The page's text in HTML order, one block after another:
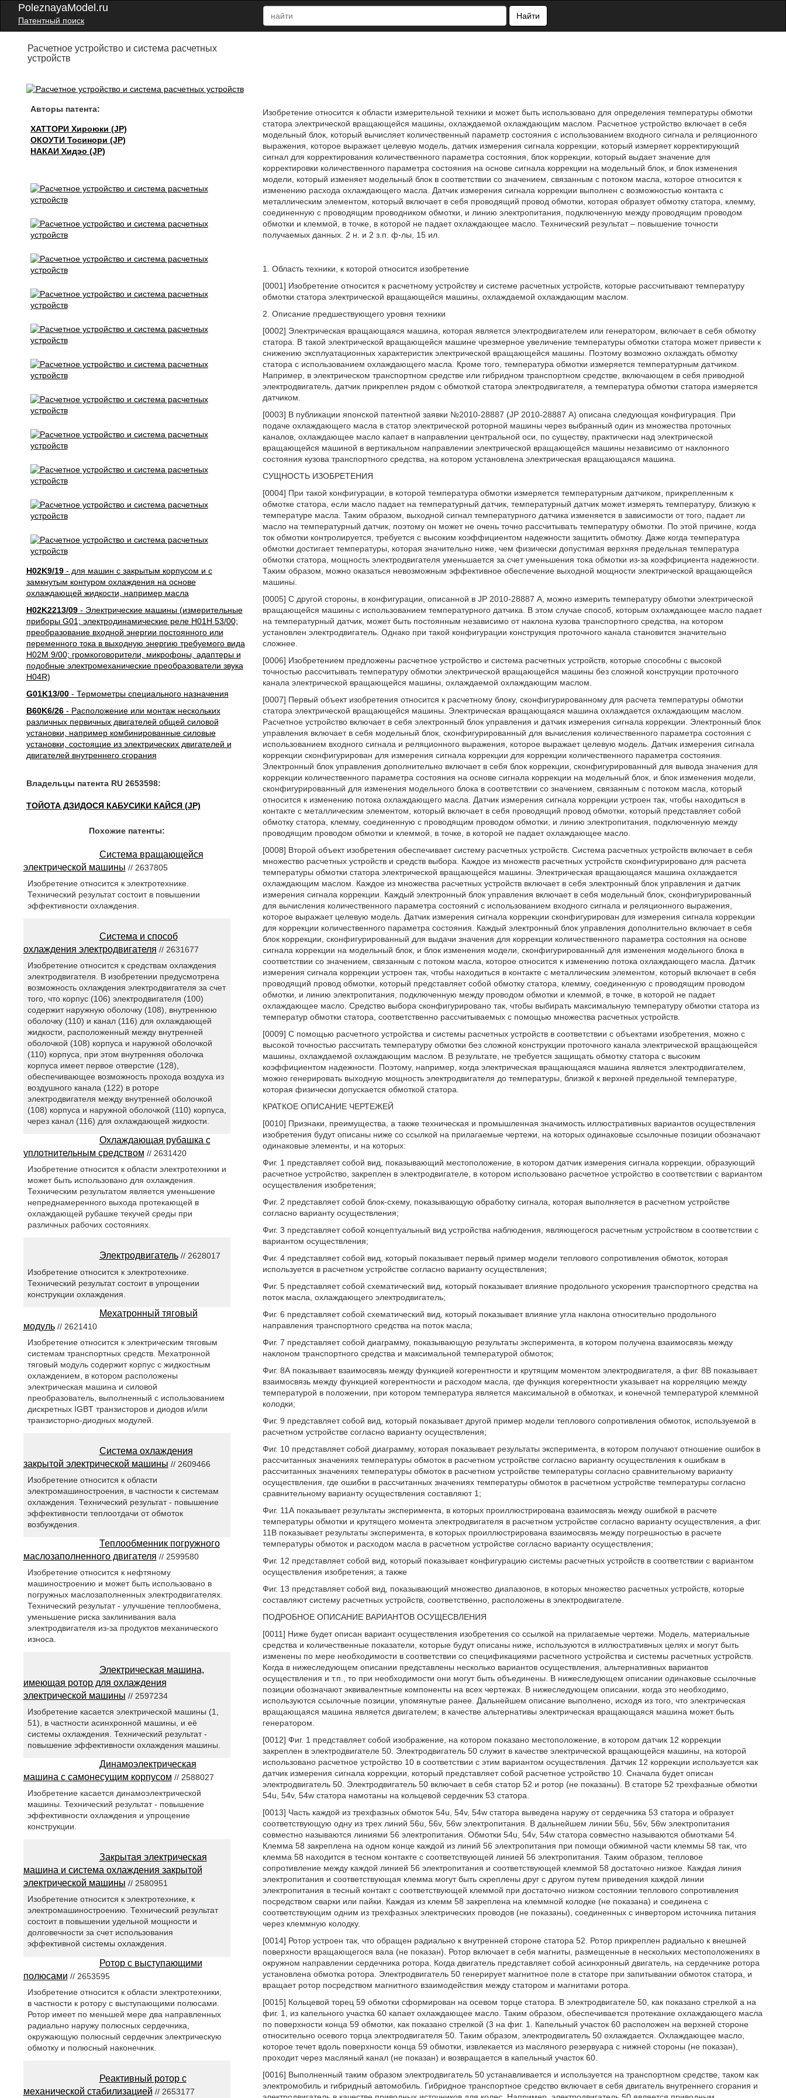
PoleznayaModel.ru
Патентный поиск
Найти
Расчетное устройство и система расчетных
устройств
Авторы патента:
ХАТТОРИ Хироюки (JP)
ОКОУТИ Тосинори (JP)
НАКАИ Хидэо (JP)
H02K9/19- для машин с закрытым корпусом и с
замкнутым контуром охлаждения на основе
охлаждающей жидкости, например масла
H02K2213/09- Электрические машины (измерительные
приборы G01; электродинамические реле H01H 53/00;
преобразование входной энергии постоянного или
переменного тока в выходную энергию требуемого вида
H02M 9/00; громкоговорители, микрофоны, адаптеры и
подобные электромеханические преобразователи звука
H04R)
G01K13/00- Термометры специального назначения
B60K6/26- Расположение или монтаж нескольких
различных первичных двигателей общей силовой
установки, например комбинированные силовые
установки, состоящие из электрических двигателей и
двигателей внутреннего сгорания
Владельцы патента RU 2653598:
ТОЙОТА ДЗИДОСЯ КАБУСИКИ КАЙСЯ (JP)
Изобретение относится к области измерительной техники и может быть использовано для определения температуры обмотки
статора электрической вращающейся машины, охлаждаемой охлаждающим маслом. Расчетное устройство включает в себя
модельный блок, который вычисляет количественный параметр состояния с использованием входного сигнала и реляционного
выражения, которое выражает целевую модель, датчик измерения сигнала коррекции, который измеряет корректирующий
сигнал для корректирования количественного параметра состояния, блок коррекции, который выдает значение для
корректировки количественного параметра состояния на основе сигнала коррекции на модельный блок, и блок изменения
модели, который изменяет модельный блок в соответствии со значением, связанным с потоком масла, которое относится к
изменению расхода охлаждающего масла. Датчик измерения сигнала коррекции выполнен с возможностью контакта с
металлическим элементом, который включает в себя проводящий провод обмотки, которая образует обмотку статора, клемму,
соединенную с проводящим проводником обмотки, и линию электропитания, подключенную между проводящим проводом
обмотки и клеммой, в точке, в которой не падает охлаждающее масло. Технический результат – повышение точности
получаемых данных. 2 н. и 2 з.п. ф-лы, 15 ил.
1. Область техники, к которой относится изобретение
[0001] Изобретение относится к расчетному устройству и системе расчетных устройств, которые рассчитывают температуру
обмотки статора электрической вращающейся машины, охлаждаемой охлаждающим маслом.
2. Описание предшествующего уровня техники
[0002] Электрическая вращающаяся машина, которая является электродвигателем или генератором, включает в себя обмотку
статора. В такой электрической вращающейся машине чрезмерное увеличение температуры обмотки статора может привести к
снижению эксплуатационных характеристик электрической вращающейся машины. Поэтому возможно охлаждать обмотку
статора с использованием охлаждающего масла. Кроме того, температура обмотки измеряется температурным датчиком.
Например, в электрическом транспортном средстве или гибридном транспортном средстве, включающем в себя приводной
электродвигатель, датчик прикреплен рядом с обмоткой статора электродвигателя, а температура обмотки статора измеряется
датчиком.
[0003] В публикации японской патентной заявки №2010-28887 (JP 2010-28887 А) описана следующая конфигурация. При
подаче охлаждающего масла в статор электрической роторной машины через выбранный один из множества проточных
каналов, охлаждающее масло капает в направлении центральной оси, по существу, практически над электрической
вращающейся машиной в вертикальном направлении электрической вращающейся машины независимо от наклонного
состояния кузова транспортного средства, на котором установлена электрическая вращающаяся машина.
СУЩНОСТЬ ИЗОБРЕТЕНИЯ
[0004] При такой конфигурации, в которой температура обмотки измеряется температурным датчиком, прикрепленным к
обмотке статора, если масло падает на температурный датчик, температурный датчик может измерять температуру, близкую к
температуре масла. Таким образом, выходной сигнал температурного датчика изменяется в зависимости от того, падает ли
масло на температурный датчик, поэтому он может не очень точно рассчитывать температуру обмотки. По этой причине, когда
ток обмотки контролируется, требуется с высоким коэффициентом надежности защитить обмотку. Даже когда температура
обмотки достигает температуры, которая значительно ниже, чем физически допустимая верхняя предельная температура
обмотки статора, мощность электродвигателя уменьшается за счет уменьшения тока обмотки из-за коэффициента надежности.
Таким образом, можно оказаться невозможным эффективное обеспечение выходной мощности электрической вращающейся
машины.
[0005] С другой стороны, в конфигурации, описанной в JP 2010-28887 А, можно измерить температуру обмотки электрической
вращающейся машины с использованием температурного датчика. В этом случае способ, которым охлаждающее масло падает
на температурный датчик, может быть постоянным независимо от наклона кузова транспортного средства, на котором
установлен электродвигатель. Однако при такой конфигурации конструкция проточного канала становится значительно
сложнее.
[0006] Изобретением предложены расчетное устройство и система расчетных устройств, которые способны с высокой
точностью рассчитывать температуру обмотки электрической вращающейся машины без сложной конструкции проточного
канала электрической вращающейся машины, охлаждаемой охлаждающим маслом.
[0007] Первый объект изобретения относится к расчетному блоку, сконфигурированному для расчета температуры обмотки
статора электрической вращающейся машины. Электрическая вращающаяся машина охлаждается охлаждающим маслом.
Расчетное устройство включает в себя электронный блок управления и датчик измерения сигнала коррекции. Электронный блок
управления включает в себя модельный блок, сконфигурированный для вычисления количественного параметра состояния с
использованием входного сигнала и реляционного выражения, которое выражает целевую модель. Датчик измерения сигнала
коррекции сконфигурирован для измерения сигнала коррекции для коррекции количественного параметра состояния.
Электронный блок управления дополнительно включает в себя блок коррекции, сконфигурированный для вывода значения для
коррекции количественного параметра состояния на основе сигнала коррекции на модельный блок, и блок изменения модели,
сконфигурированный для изменения модельного блока в соответствии со значением, связанным с потоком масла, который
относится к изменению потока охлаждающего масла. Датчик измерения сигнала коррекции устроен так, чтобы находиться в
контакте с металлическим элементом, который включает в себя проводящий провод обмотки, который представляет собой
обмотку статора, клемму, соединенную с проводящим проводом обмотки, и линию электропитания, подключенную между
проводящим проводом обмотки и клеммой, в точке, в которой не падает охлаждающее масло.
[0008] Второй объект изобретения обеспечивает систему расчетных устройств. Система расчетных устройств включает в себя
множество расчетных устройств и средств выбора. Каждое из множеств расчетных устройств сконфигурировано для расчета
температуры обмотки статора электрической вращающейся машины. Электрическая вращающаяся машина охлаждается
охлаждающим маслом. Каждое из множества расчетных устройств включает в себя электронный блок управления и датчик
измерения сигнала коррекции. Каждый электронный блок управления включает в себя модельный блок, сконфигурированный
для вычисления количественного параметра состояний с использованием входного сигнала и реляционного выражения,
которое выражает целевую модель. Датчик измерения сигнала коррекции сконфигурирован для измерения сигнала коррекции
для коррекции количественного параметра состояния. Каждый электронный блок управления дополнительно включает в себя
блок коррекции, сконфигурированный для выдачи значения для коррекции количественного параметра состояния на основе
сигнала коррекции на модельный блок, и блок изменения модели, сконфигурированный для изменения модельного блока в
соответствии со значением, связанным с потоком масла, которое относится к изменению потока охлаждающего масла. Датчик
измерения сигнала коррекции устроен так, чтобы находиться в контакте с металлическим элементом, который включает в себя
проводящий провод обмотки, который представляет собой обмотку статора, клемму, соединенную с проводящим проводом
обмотки, и линию электропитания, подключенную между проводом обмотки и клеммой, в точке, в которой не падает
охлаждающее масло. Средство выбора сконфигурировано так, чтобы выбирать максимальную температуру обмотки статора из
температур обмотки статора, соответственно рассчитываемых с помощью множества расчетных устройств.
[0009] С помощью расчетного устройства и системы расчетных устройств в соответствии с объектами изобретения, можно с
высокой точностью рассчитать температуру обмотки без сложной конструкции проточного канала электрической вращающейся
машины, охлаждаемой охлаждающим маслом. В результате, не требуется защищать обмотку статора с высоким
коэффициентом надежности. Поэтому, например, когда электрическая вращающаяся машина является электродвигателем,
можно генерировать выходную мощность электродвигателя до температуры, близкой к верхней предельной температуре,
которая физически допускается обмоткой статора.
КРАТКОЕ ОПИСАНИЕ ЧЕРТЕЖЕЙ
[0010] Признаки, преимущества, а также техническая и промышленная значимость иллюстративных вариантов осуществления
изобретения будут описаны ниже со ссылкой на прилагаемые чертежи, на которых одинаковые ссылочные позиции обозначают
одинаковые элементы, и на которых:
Фиг. 1 представляет собой вид, показывающий местоположение, в котором датчик измерения сигнала коррекции, образующий
расчетное устройство, закреплен в электродвигателе, в котором использовано расчетное устройство в соответствии с вариантом
осуществления изобретения;
Фиг. 2 представляет собой блок-схему, показывающую обработку сигнала, которая выполняется в расчетном устройстве
согласно варианту осуществления;
Фиг. 3 представляет собой концептуальный вид устройства наблюдения, являющегося расчетным устройством в соответствии с
вариантом осуществления;
Фиг. 4 представляет собой вид, который показывает первый пример модели теплового сопротивления обмоток, которая
используется в расчетном устройстве согласно варианту осуществления;
Фиг. 5 представляет собой схематический вид, который показывает влияние продольного ускорения транспортного средства на
поток масла, охлаждающего электродвигатель;
Фиг. 6 представляет собой схематический вид, который показывает влияние угла наклона относительно продольного
направления транспортного средства на поток масла;
Фиг. 7 представляет собой диаграмму, показывающую результаты эксперимента, в котором получена взаимосвязь между
наклоном транспортного средства и максимальной температурой обмоток;
Фиг. 8А показывает взаимосвязь между функцией когерентности и крутящим моментом электродвигателя, а фиг. 8В показывает
взаимосвязь между функцией когерентности и расходом масла, где функция когерентности указывает на корреляцию между
температурой в положении, при котором температура является максимальной в обмотках, и конечной температурой клеммной
колодки;
Фиг. 9 представляет собой вид, который показывает другой пример модели теплового сопротивления обмоток, используемой в
расчетном устройстве согласно варианту осуществления;
Фиг. 10 представляет собой диаграмму, которая показывает результаты эксперимента, в котором получают отношение ошибок в
рассчитанных значениях температуры обмоток в расчетном устройстве согласно варианту осуществления к ошибкам в
рассчитанных значениях температуры обмоток в расчетном устройстве температуры согласно сравнительному варианту
осуществления, где ошибки в рассчитанных значениях температуры обмоток в расчетном устройстве температуры согласно
сравнительному варианту осуществления составляют 1;
Фиг. 11А показывает результаты эксперимента, в которых проиллюстрирована взаимосвязь между ошибкой в расчете
температуры обмотки и крутящего момента электродвигателя в расчетном устройстве согласно варианту осуществления, а фиг.
11В показывает результаты эксперимента, в которых проиллюстрирована взаимосвязь между погрешностью в расчете
температуры обмоток и расходом масла в расчетном устройстве согласно варианту осуществления;
Фиг. 12 представляет собой вид, который показывает конфигурацию системы расчетных устройств в соответствии с вариантом
осуществления изобретения; а также
Фиг. 13 представляет собой вид, показывающий множество диапазонов, в которых множество расчетных устройств, которые
составляют систему расчетных устройств, соответственно, расположены в электродвигателе.
ПОДРОБНОЕ ОПИСАНИЕ ВАРИАНТОВ ОСУЩЕСВЛЕНИЯ
[0011] Ниже будет описан вариант осуществления изобретения со ссылкой на прилагаемые чертежи. Модель, материальные
средства и количественные показатели, которые будут описаны ниже, используются в иллюстративных целях и могут быть
изменены по мере необходимости в соответствии со спецификациями расчетного устройства и системы расчетных устройств.
Когда в нижеследующем описании представлены несколько вариантов осуществления, альтернативных вариантов
осуществления и т.п., то при необходимости они могут быть объединены. В нижеследующем описании одинаковые ссылочные
позиции обозначают эквивалентные компоненты на всех чертежах. В нижеследующем описании, когда это необходимо,
используются ссылочные позиции, упомянутые ранее. Дальнейшем описание выполнено, исходя из того, что электрическая
вращающаяся машина является двигателем; в качестве альтернативы электрическая вращающаяся машина может быть
генератором.
[0012] Фиг. 1 представляет собой изображение, на котором показано местоположение, в котором датчик 12 коррекции
закреплен в электродвигателе 50. Электродвигатель 50 служит в качестве электрической вращающейся машины, на которой
использовано расчетное устройство 10 в соответствии с этим вариантом осуществления. Датчик 12 коррекции используется как
датчик измерения сигнала коррекции, который представляет собой расчетное устройство 10. Сначала будет описан
электродвигатель 50. Электродвигатель 50 включает в себя статор 52 и ротор (не показаны). В статоре 52 трехфазные обмотки
54u, 54v, 54w статора намотаны на кольцевой сердечник 53 статора.
[0013] Часть каждой из трехфазных обмоток 54u, 54v, 54w статора выведена наружу от сердечника 53 статора и образует
соответствующую одну из трех линий 56u, 56v, 56w электропитания. В дальнейшем линии 56u, 56v, 56w электропитания
совместно называются линиями 56 электропитания. Обмотки 54u, 54v, 54w статора совместно называются обмотками 54.
Клемма 58 закреплена на одном конце каждой из линий 56 электропитания при помощи обжимной части клеммы 58 так, что
клемма 58 находится в тесном контакте с соответствующей линией 56 электропитания. Таким образом, тепловое
сопротивление между каждой линией 56 электропитания и соответствующей клеммой 58 достаточно низкое. Каждая линия
электропитания и соответствующая клемма могут быть скреплены друг с другом путем приведения каждой линии
электропитания в тесный контакт с соответствующей клеммой при достаточно низком состоянии теплового сопротивления
посредством сварки или пайки. Каждая из клемм 58 закреплена на клеммной колодке (не показана) и соединена с
соответствующим одним из трехфазных электрических проводов (не показаны), соединенных с инвертором источника питания
через клеммную колодку.
[0014] Ротор устроен так, что обращен радиально к внутренней стороне статора 52. Ротор прикреплен радиально к внешней
поверхности вращающегося вала (не показан). Ротор включает в себя магниты, размещенные в нескольких местоположениях в
окружном направлении сердечника ротора. Когда двигатель представляет собой асинхронный двигатель, на сердечнике ротора
установлена обмотка ротора. Электродвигатель 50 генерирует магнитное поле в статоре при запитывании обмоток статора, и
вращает ротор посредством магнитного взаимодействия между статором и магнитами ротора.
[0015] Кольцевой торец 59 обмотки сформирован на осевом торце статора. В электродвигателе 50, как показано стрелкой а на
фиг. 1, из капельного участка 60 капает охлаждающее масло. Таким образом, обеспечивается протекание охлаждающего масла
по поверхности конца 59 обмотки, как показано стрелкой (3 на фиг. 1. Капельный участок 60 расположен на верхней стороне
относительно осевого торца электродвигателя 50. Таким образом, электродвигатель 50 охлаждается. Охлаждающее масло,
которое течет вдоль поверхности конца 59 обмотки, извлекается из масляного резервуара с нижней стороны (не показан),
проходит через масляный канал (не показан) и возвращается в капельный участок 60.
[0016] Выполненный таким образом электродвигатель 50 устанавливается и используется на транспортном средстве, таком как
электромобиль и гибридный автомобиль. Гибридное транспортное средство включает в себя двигатель внутреннего сгорания и
Похожие патенты:
Система вращающейся
электрической машины // 2637805
Изобретение относится к электротехнике.
Технический результат состоит в повышении
эффективности охлаждения.
Система и способ
охлаждения электродвигателя // 2631677
Изобретение относится к средствам охлаждения
электродвигателя. В изобретении предусмотрена
возможность охлаждения электродвигателя за счет
того, что корпус (106) электродвигателя (100)
содержит наружную оболочку (108), внутреннюю
оболочку (110) и канал (116) для охлаждающей
жидкости, расположенный между внутренней
оболочкой (108) корпуса и наружной оболочкой
(110) корпуса, при этом внутренняя оболочка
корпуса имеет первое отверстие (128),
обеспечивающее возможность прохода воздуха из
воздушного канала (122) в роторе
электродвигателя между внутренней оболочкой
(108) корпуса и наружной оболочкой (110) корпуса,
через канал (116) для охлаждающей жидкости.
Охлаждающая рубашка с
уплотнительным средством // 2631420
Изобретение относится к области электротехники и
может быть использовано для охлаждения.
Техническим результатом является уменьшение
непреднамеренного выхода протекающей в
охлаждающей рубашке текучей среды при
различных рабочих состояниях.
Электродвигатель// 2628017
Изобретение относится к электротехнике.
Технический результат состоит в упрощении
конструкции охлаждения.
Мехатронный тяговый
модуль// 2621410
Изобретение относится к электрическим тяговым
системам транспортных средств. Мехатронной
тяговый модуль содержит корпус с жидкостным
охлаждением, в котором расположены
электрическая машина и силовой
преобразователь, выполненный с использованием
дискретных IGBT транзисторов и диодов и/или
транзисторно-диодных модулей.
Система охлаждения
закрытой электрической машины // 2609466
Изобретение относится к области
электромашиностроения, в частности к системам
охлаждения. Технический результат - повышение
эффективности теплоотдачи от обмоток
возбуждения.
Теплообменник погружного
маслозаполненного двигателя // 2599580
Изобретение относится к нефтяному
машиностроению и может быть использовано в
погружных маслозаполненных электродвигателях.
Технический результат - улучшение теплообмена,
уменьшение риска заклинивания вала
электродвигателя из-за продуктов механического
износа.
Электрическая машина,
имеющая ротор для охлаждения
электрической машины // 2597234
Изобретение касается электрической машины (1,
51), в частности асинхронной машины, и её
системы охлаждения. Технический результат -
повышение эффективности охлаждения машины.
Динамоэлектрическая
машина с самонесущим корпусом // 2588027
Изобретение касается динамоэлектрической
машины. Технический результат - повышение
эффективности охлаждения и упрощение
конструкции.
Закрытая электрическая
машина и система охлаждения закрытой
электрической машины // 2580951
Изобретение относится к электротехнике, к
электромашиностроению. Технический результат
состоит в повышении удельной мощности и
долговечности за счет использования
эффективной системы охлаждения.
Ротор с выступающими
полюсами // 2653595
Изобретение относится к области электротехники,
в частности к ротору с выступающими полюсами.
Ротор имеет по меньшей мере два направленных
радиально наружу полюсных сердечника,
окружающую полюсный сердечник электрическую
обмотку и полюсный наконечник.
Реактивный ротор с
механической стабилизацией // 2653177